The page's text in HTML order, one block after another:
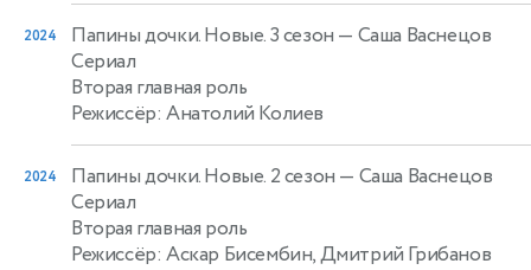
2024 Папины дочки. Новые. 3 сезон — Саша Васнецов
Сериал
Вторая главная роль
Режиссёр: Анатолий Колиев
2024 Папины дочки. Новые. 2 сезон — Саша Васнецов
Сериал
Вторая главная роль
Режиссёр: Аскар Бисембин, Дмитрий Грибанов